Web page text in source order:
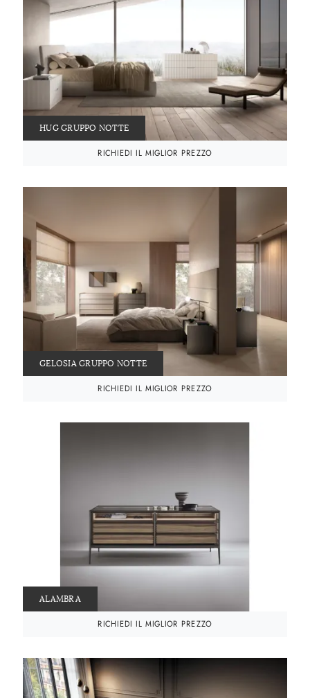
HUG GRUPPO NOTTE
RICHIEDI IL MIGLIOR PREZZO
GELOSIA GRUPPO NOTTE
RICHIEDI IL MIGLIOR PREZZO
ALAMBRA
RICHIEDI IL MIGLIOR PREZZO